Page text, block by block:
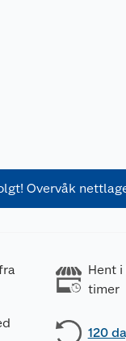
Overvåk
Hent
timer
120